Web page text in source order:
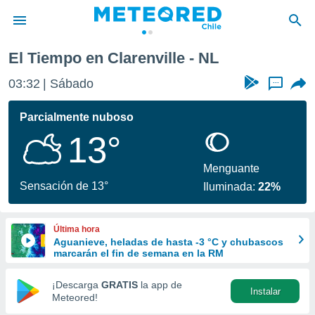
de
por
se
calidad.
a este
las
y
forma
digital
basada
El Tiempo en Clarenville - NL
03:32 Sábado ...
Parcialmente nuboso
13°
Sensación de 13°
Menguante
Iluminada:22%
Última hora
Aguanieve, heladas de hasta -3 °C y chubascos
marcarán el fin de semana en la RM
¡Descarga GRATIS la app de
Meteored!
Instalar